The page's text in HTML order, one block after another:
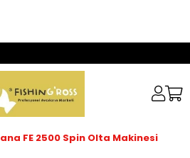
FE 2500 Spin Olta Makinesi